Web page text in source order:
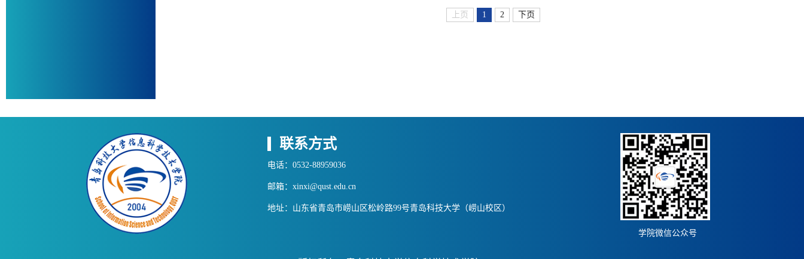
上页 1 2 下页
联系方式
电话：0532-88959036
邮箱：xinxi@qust.edu.cn
地址：山东省青岛市崂山区松岭路99号青岛科技大学（崂山校区）
学院微信公众号